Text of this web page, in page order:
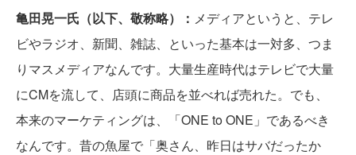
亀田晃一氏（以下、敬称略）： メディアというと、テレ
ビやラジオ、新聞、雑誌、といった基本は一対多、つま
りマスメディアなんです。大量生産時代はテレビで大量
にCMを流して、店頭に商品を並べれば売れた。でも、
本来のマーケティングは、「ONE to ONE」であるべき
なんです。昔の魚屋で「奥さん、昨日はサバだったか